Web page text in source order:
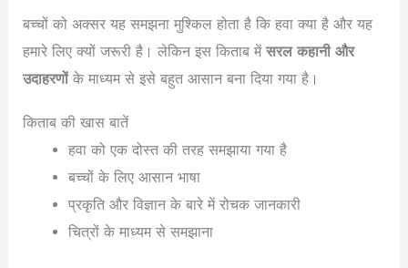
बच्चों को अक्सर यह समझना मुश्किल होता है कि हवा क्या है और यह
हमारे लिए क्यों जरूरी है। लेकिन इस किताब मेंसरल कहानी और
उदाहरणोंके माध्यम से इसे बहुत आसान बना दिया गया है।
किताब की खास बातें
हवा को एक दोस्त की तरह समझाया गया है
बच्चों के लिए आसान भाषा
प्रकृति और विज्ञान के बारे में रोचक जानकारी
चित्रों के माध्यम से समझाना